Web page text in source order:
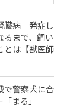
臓病 発症し
るまで、飼い
とは【獣医師
で警察犬に合
まる」